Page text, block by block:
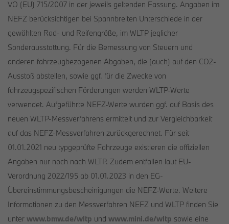
VO (EU) 715/2007 in der jeweils geltenden Fassung. Angaben im
NEFZ berücksichtigen bei Spannbreiten Unterschiede in der
gewählten Rad- und Reifengröße, im WLTP jeglicher
Sonderausstattung. Für die Bemessung von Steuern und
anderen fahrzeugbezogenen Abgaben, die (auch) auf den CO2-
Ausstoß abstellen, sowie ggf. für die Zwecke von
fahrzeugspezifischen Förderungen werden WLTP-Werte
verwendet. Aufgeführte NEFZ-Werte wurden ggf. auf Basis des
neuen WLTP-Messverfahrens ermittelt und zur Vergleichbarkeit
auf das NEFZ-Messverfahren zurückgerechnet. Für seit
01.01.2021 neu typgeprüfte Fahrzeuge existieren die offiziellen
Angaben nur noch nach WLTP. Zudem entfallen laut EU-
Verordnung 2022/195 ab 01.01.2023 in den EG-
Übereinstimmungsbescheinigungen die NEFZ-Werte. Weitere
Informationen zu den Messverfahren NEFZ und WLTP finden Sie
unter www.bmw.de/wltp und www.mini.de/wltp sowie eine